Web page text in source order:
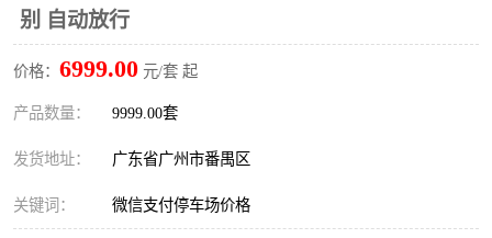
别 自动放行
价格： 6999.00 元/套 起
产品数量： 9999.00套
发货地址： 广东省广州市番禺区
关键词： 微信支付停车场价格